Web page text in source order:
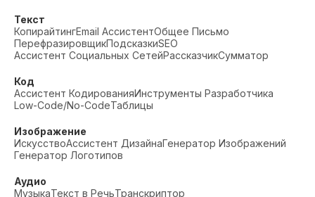
Текст
КопирайтингEmail АссистентОбщее Письмо
ПерефразировщикПодсказкиSEO
Ассистент Социальных СетейРассказчикСумматор
Код
Ассистент КодированияИнструменты Разработчика
Low-Code/No-CodeТаблицы
Изображение
ИскусствоАссистент ДизайнаГенератор Изображений
Генератор Логотипов
Аудио
МузыкаТекст в РечьТранскриптор